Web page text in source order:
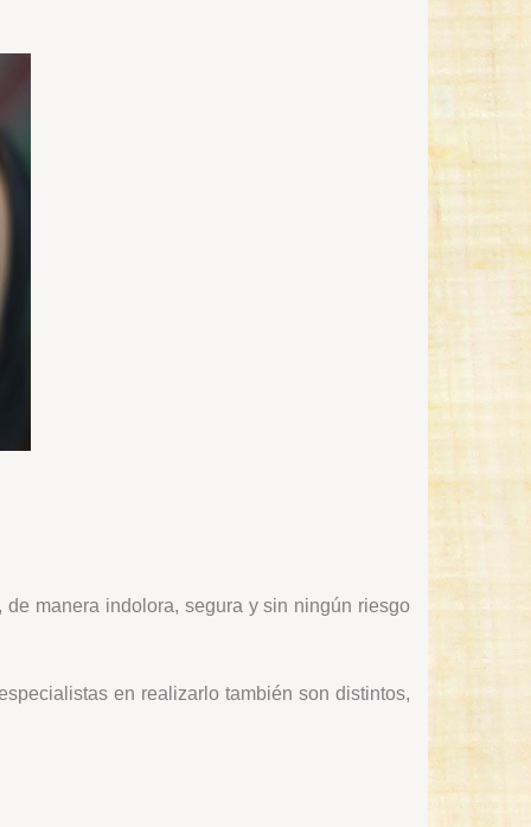
manera indolora, segura y sin ningún riesgo
en realizarlo también son distintos,